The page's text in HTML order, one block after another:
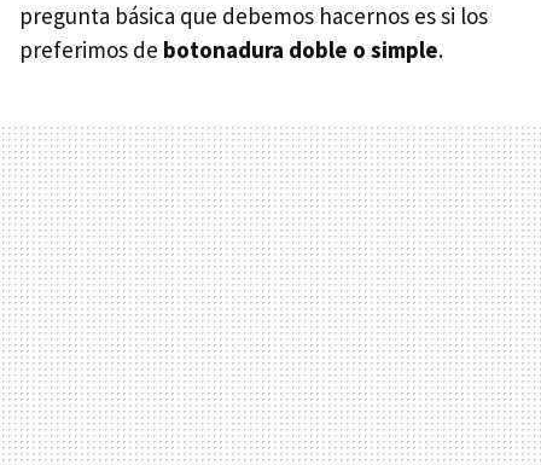
pregunta básica que debemos hacernos es si los
preferimos de botonadura doble o simple.